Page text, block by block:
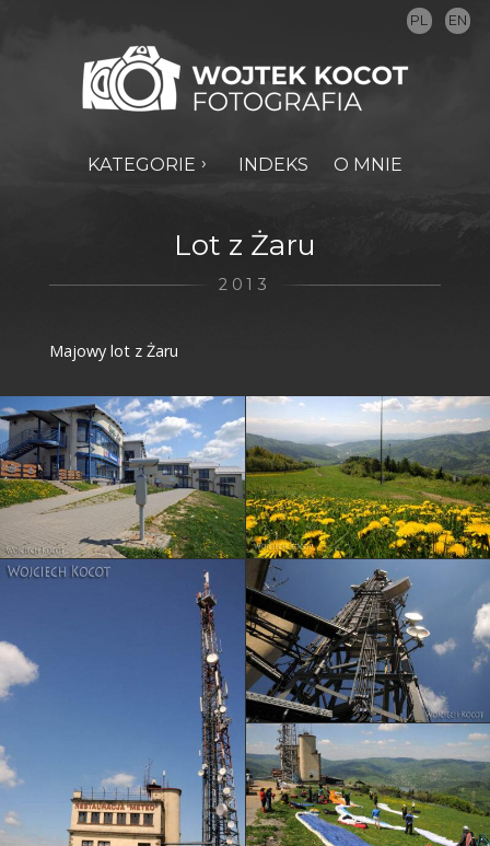
PL EN
KATEGORIE INDEKS O MNIE
Lot z Żaru
2013
Majowy lot z Żaru